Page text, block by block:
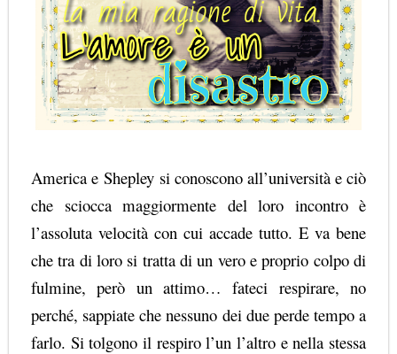
America e Shepley si conoscono all’università e ciò
che sciocca maggiormente del loro incontro è
l’assoluta velocità con cui accade tutto. E va bene
che tra di loro si tratta di un vero e proprio colpo di
fulmine, però un attimo… fateci respirare, no
perché, sappiate che nessuno dei due perde tempo a
farlo. Si tolgono il respiro l’un l’altro e nella stessa